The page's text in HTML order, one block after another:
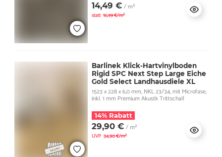
14,49 € / m²
statt 16,99 €/m²
Barlinek Klick-Hartvinylboden
Rigid SPC Next Step Large Eiche
Gold Select Landhausdiele XL
1523 x 228 x 6,0 mm, NKL 23/34, mit Microfase,
inkl. 1 mm Premium Akustk Trittschall
14% Rabatt
29,90 € / m²
UVP 34,90 €/m²